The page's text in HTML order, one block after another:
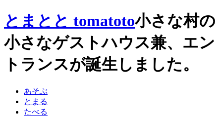
とまとと tomatoto小さな村の
小さなゲストハウス兼、エン
トランスが誕生しました。
あそぶ
とまる
たべる